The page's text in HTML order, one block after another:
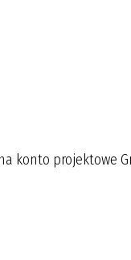
konto projektowe